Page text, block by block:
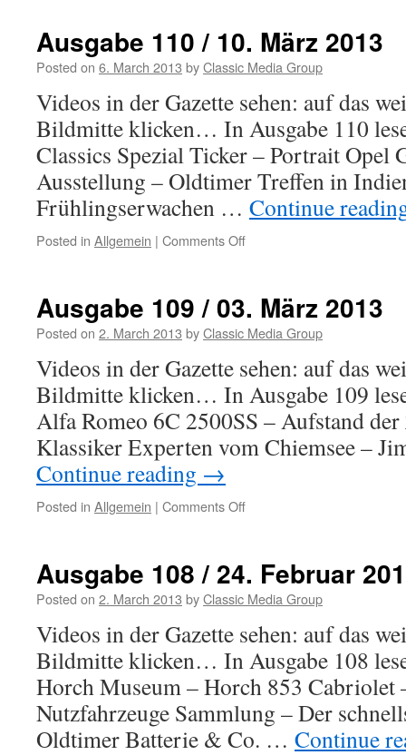
17.
März
Ausgabe 110 / 10. März 2013
Posted on 6. March 2013 byClassic Media Group
Videos in der Gazette sehen: auf das
Bildmitte klicken… In Ausgabe 110
Classics Spezial Ticker – Portrait Opel
Ausstellung – Oldtimer Treffen in
Frühlingserwachen … Continue
Posted in Allgemein | Comments Off
10.
März
Ausgabe 109 / 03. März 2013
Posted on 2. March 2013 byClassic Media Group
Videos in der Gazette sehen: auf das
Bildmitte klicken… In Ausgabe 109
Alfa Romeo 6C 2500SS – Aufstand
Klassiker Experten vom Chiemsee –
Continue reading →
Posted in Allgemein | Comments Off
03.
März
Ausgabe 108 / 24. Februar
Posted on 2. March 2013 byClassic Media Group
Videos in der Gazette sehen: auf das
Bildmitte klicken… In Ausgabe 108
Horch Museum – Horch 853 Cabriolet
Nutzfahrzeuge Sammlung – Der
Oldtimer Batterie & Co. … Continue